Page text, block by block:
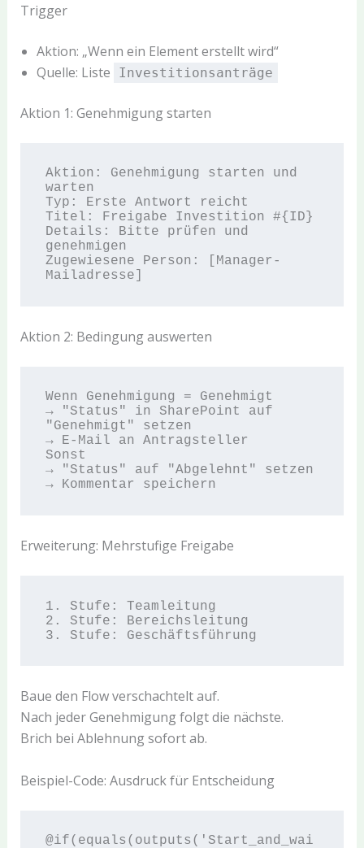
Trigger
Aktion: „Wenn ein Element erstellt wird“
Quelle: Liste
Investitionsanträge
Aktion 1: Genehmigung starten
Aktion: Genehmigung starten und
warten
Typ: Erste Antwort reicht
Titel: Freigabe Investition #{ID}
Details: Bitte prüfen und
genehmigen
Zugewiesene Person: [Manager-
Aktion 2: Bedingung auswerten
Wenn Genehmigung = Genehmigt
→ "Status" in SharePoint auf
"Genehmigt" setzen
→ E-Mail an Antragsteller
Sonst
→ "Status" auf "Abgelehnt" setzen
Erweiterung: Mehrstufige Freigabe
1. Stufe: Teamleitung
2. Stufe: Bereichsleitung
Baue den Flow verschachtelt auf.
Nach jeder Genehmigung folgt die nächste.
Brich bei Ablehnung sofort ab.
Beispiel-Code: Ausdruck für Entscheidung
@if(equals(outputs('Start_and_wai